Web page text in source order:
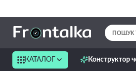
КАТАЛОГ Конструктор